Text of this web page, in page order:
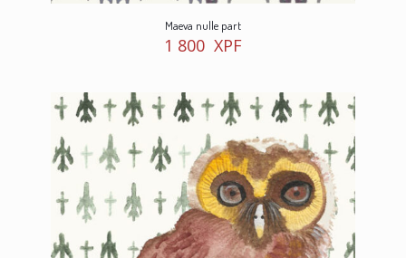
Maeva nulle part
1 800 XPF